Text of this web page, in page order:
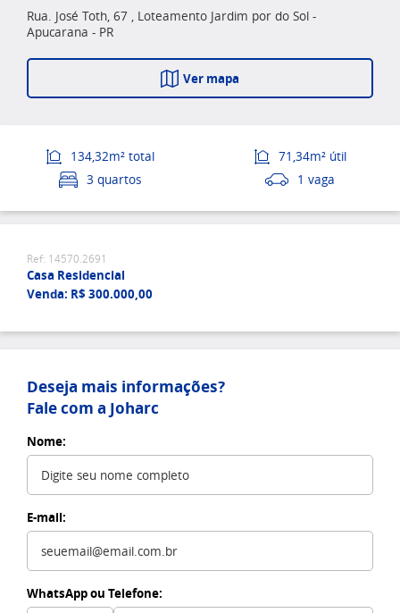
Rua. José Toth, 67 , Loteamento Jardim por do Sol -
Apucarana - PR
Ver mapa
134,32m² total
71,34m² útil
3 quartos
1 vaga
Ref: 14570.2691
Casa Residencial
Venda: R$ 300.000,00
Deseja mais informações?
Fale com a Joharc
Nome:
E-mail:
WhatsApp ou Telefone: